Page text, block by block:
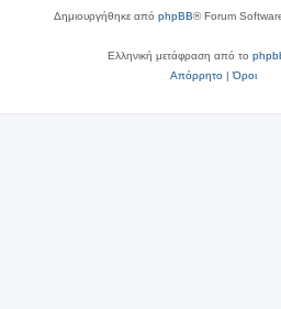
Δημιουργήθηκε από phpBB® Forum
Ελληνική μετάφραση από το
Απόρρητο|Όροι